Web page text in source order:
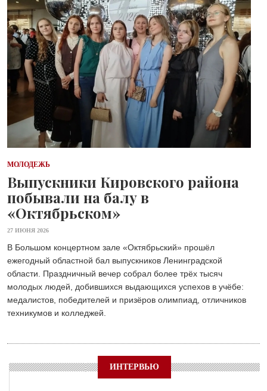
МОЛОДЕЖЬ
Выпускники Кировского района
побывали на балу в
«Октябрьском»
27 ИЮНЯ 2026
В Большом концертном зале «Октябрьский» прошёл
ежегодный областной бал выпускников Ленинградской
области. Праздничный вечер собрал более трёх тысяч
молодых людей, добившихся выдающихся успехов в учёбе:
медалистов, победителей и призёров олимпиад, отличников
техникумов и колледжей.
ИНТЕРВЬЮ